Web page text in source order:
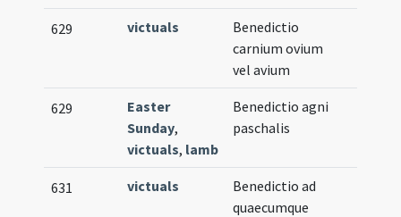
629 victuals
Benedictio
carnium ovium
vel avium
629
Easter
Sunday,
victuals, lamb
Benedictio agni
paschalis
631 victuals
Benedictio ad
quaecumque